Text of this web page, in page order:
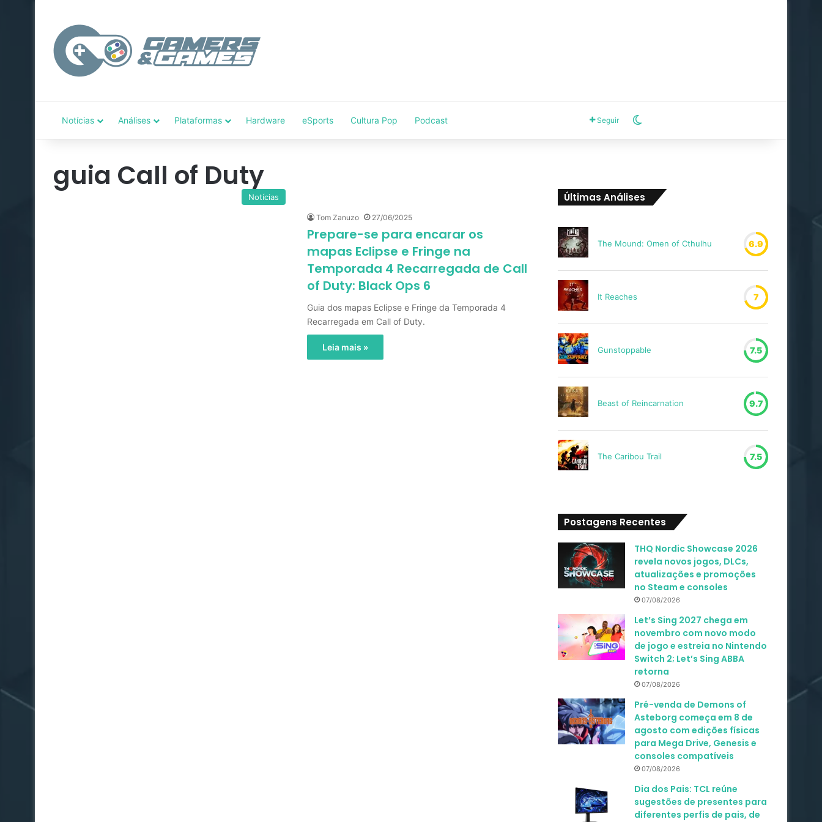
Notícias Análises Plataformas Hardware eSports Cultura Pop Podcast Seguir
guia Call of Duty
Notícias
Tom Zanuzo 27/06/2025
Prepare-se para encarar os
mapas Eclipse e Fringe na
Temporada 4 Recarregada de Call
of Duty: Black Ops 6
Guia dos mapas Eclipse e Fringe da Temporada 4
Recarregada em Call of Duty.
Leia mais »
Últimas Análises
The Mound: Omen of Cthulhu 6.9
It Reaches 7
Gunstoppable 7.5
Beast of Reincarnation 9.7
The Caribou Trail 7.5
Postagens Recentes
THQ Nordic Showcase 2026
revela novos jogos, DLCs,
atualizações e promoções
no Steam e consoles
07/08/2026
Let’s Sing 2027 chega em
novembro com novo modo
de jogo e estreia no Nintendo
Switch 2; Let’s Sing ABBA
retorna
07/08/2026
Pré-venda de Demons of
Asteborg começa em 8 de
agosto com edições físicas
para Mega Drive, Genesis e
consoles compatíveis
07/08/2026
Dia dos Pais: TCL reúne
sugestões de presentes para
diferentes perfis de pais, de